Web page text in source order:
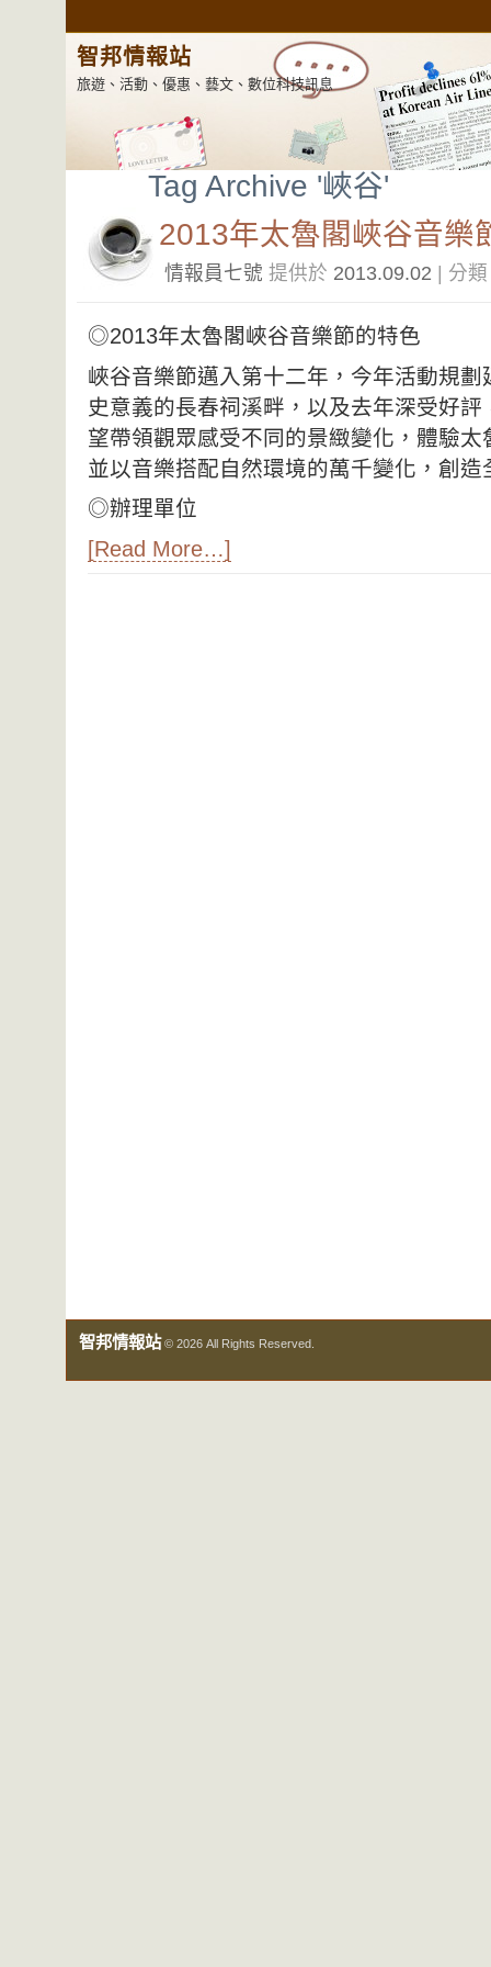
智邦情報站
旅遊、活動、優惠、藝文、數位科技訊息
Tag Archive '峽谷'
2013年太魯閣峽谷音樂
情報員七號 提供於 2013.09.02 | 分
◎2013年太魯閣峽谷音樂節的特色
峽谷音樂節邁入第十二年，今年活動規
史意義的長春祠溪畔，以及去年深受好
望帶領觀眾感受不同的景緻變化，體驗
並以音樂搭配自然環境的萬千變化，創造
◎辦理單位
[Read More…]
智邦情報站© 2026 All Rights Reserved.